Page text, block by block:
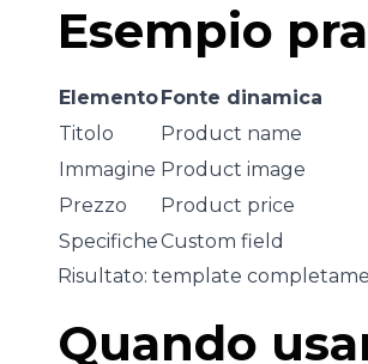
Esempio
Elemento Fonte dinamica
Titolo
Product name
Immagine Product image
Prezzo
Product price
SpecificheCustom field
Risultato: template
Quando